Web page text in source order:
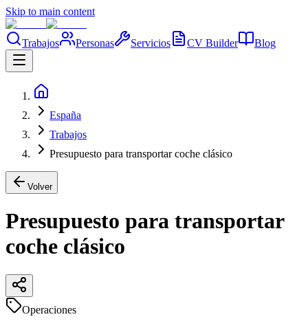
Skip to main content
Trabajos Personas Servicios CV Builder Blog
España
Trabajos
Presupuesto para transportar coche clásico
Volver
Presupuesto para transportar
coche clásico
Operaciones